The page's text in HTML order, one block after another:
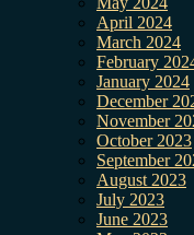
April 2024
March 2024
February
January 2024
December
November
October 2023
September
August 2023
July 2023
June 2023